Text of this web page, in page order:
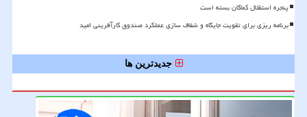
پنجره استقلال کماکان بسته است
برنامه ریزی برای تقویت جایگاه و شفاف سازی عملکرد صندوق کارآفرینی امید
جدیدترین ها